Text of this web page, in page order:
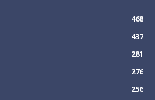
468
437
281
276
256